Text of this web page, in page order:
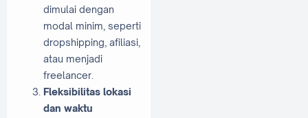
dimulai dengan
modal minim, seperti
dropshipping, afiliasi,
atau menjadi
freelancer.
Fleksibilitas lokasi
dan waktu